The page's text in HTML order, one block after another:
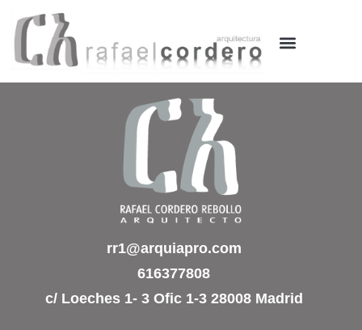
rr1@arquiapro.com
616377808
c/ Loeches 1- 3 Ofic 1-3 28008 Madrid